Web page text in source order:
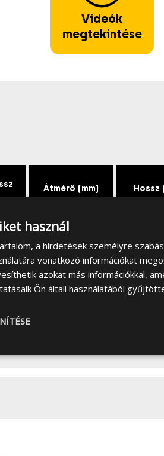
Videók
megtekintése
Átmérő (mm)
9.6
Hossz
használ
a hirdetések személyre
vonatkozó információkat
azokat más információkkal,
Ön általi használatából